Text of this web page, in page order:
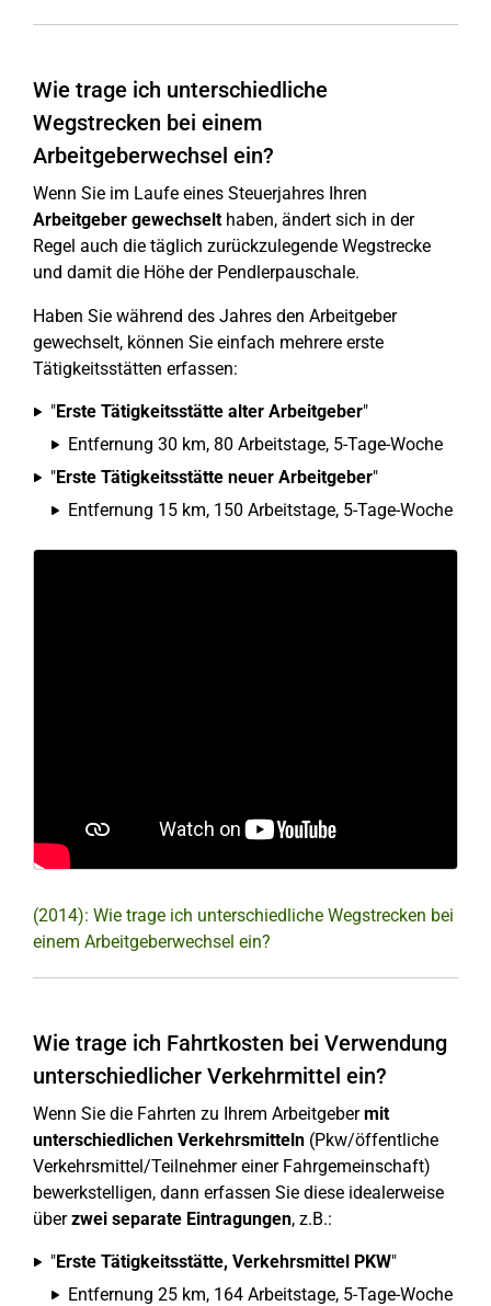
Wie trage ich unterschiedliche
Wegstrecken bei einem
Arbeitgeberwechsel ein?
Wenn Sie im Laufe eines Steuerjahres Ihren
Arbeitgeber gewechselthaben, ändert sich in der
Regel auch die täglich zurückzulegende Wegstrecke
und damit die Höhe der Pendlerpauschale.
Haben Sie während des Jahres den Arbeitgeber
gewechselt, können Sie einfach mehrere erste
Tätigkeitsstätten erfassen:
"Erste Tätigkeitsstätte alter Arbeitgeber"
Entfernung 30 km, 80 Arbeitstage, 5-Tage-Woche
"Erste Tätigkeitsstätte neuer Arbeitgeber"
Entfernung 15 km, 150 Arbeitstage, 5-Tage-Woche
(2014): Wie trage ich unterschiedliche Wegstrecken bei
einem Arbeitgeberwechsel ein?
Wie trage ich Fahrtkosten bei Verwendung
unterschiedlicher Verkehrmittel ein?
Wenn Sie die Fahrten zu Ihrem Arbeitgebermit
unterschiedlichen Verkehrsmitteln (Pkw/öffentliche
Verkehrsmittel/Teilnehmer einer Fahrgemeinschaft)
bewerkstelligen, dann erfassen Sie diese idealerweise
überzwei separate Eintragungen, z.B.:
"Erste Tätigkeitsstätte, Verkehrsmittel PKW"
Entfernung 25 km, 164 Arbeitstage, 5-Tage-Woche